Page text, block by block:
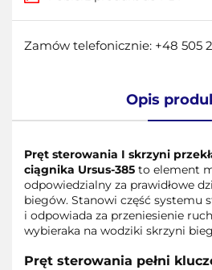
Zamów telefonicznie: +48 505
Opis
Pręt sterowania I skrzyni
ciągnika Ursus-385 to element
odpowiedzialny za prawidłowe
biegów. Stanowi część systemu
i odpowiada za przeniesienie
wybieraka na wodziki skrzyni
Pręt sterowania pełni